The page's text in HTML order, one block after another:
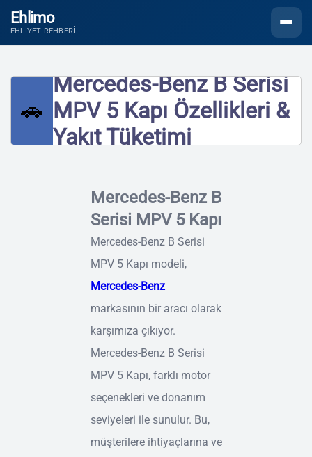
Ehlimo
EHLIYET REHBERI
🚗
Mercedes-Benz B Serisi
MPV 5 Kapı Özellikleri &
Yakıt Tüketimi
Mercedes-Benz B
Serisi MPV 5 Kapı
Mercedes-Benz B Serisi
MPV 5 Kapı modeli,
Mercedes-Benz
markasının bir aracı olarak
karşımıza çıkıyor.
Mercedes-Benz B Serisi
MPV 5 Kapı, farklı motor
seçenekleri ve donanım
seviyeleri ile sunulur. Bu,
müşterilere ihtiyaçlarına ve